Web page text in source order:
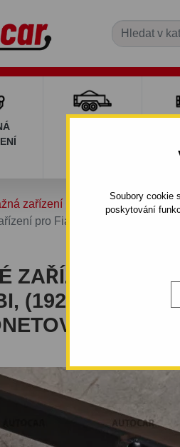
Soubory cookie
poskytování
zařízení STILO
pro Fiat STILO - Combi,
ZAŘÍZENÍ PRO
(192) -